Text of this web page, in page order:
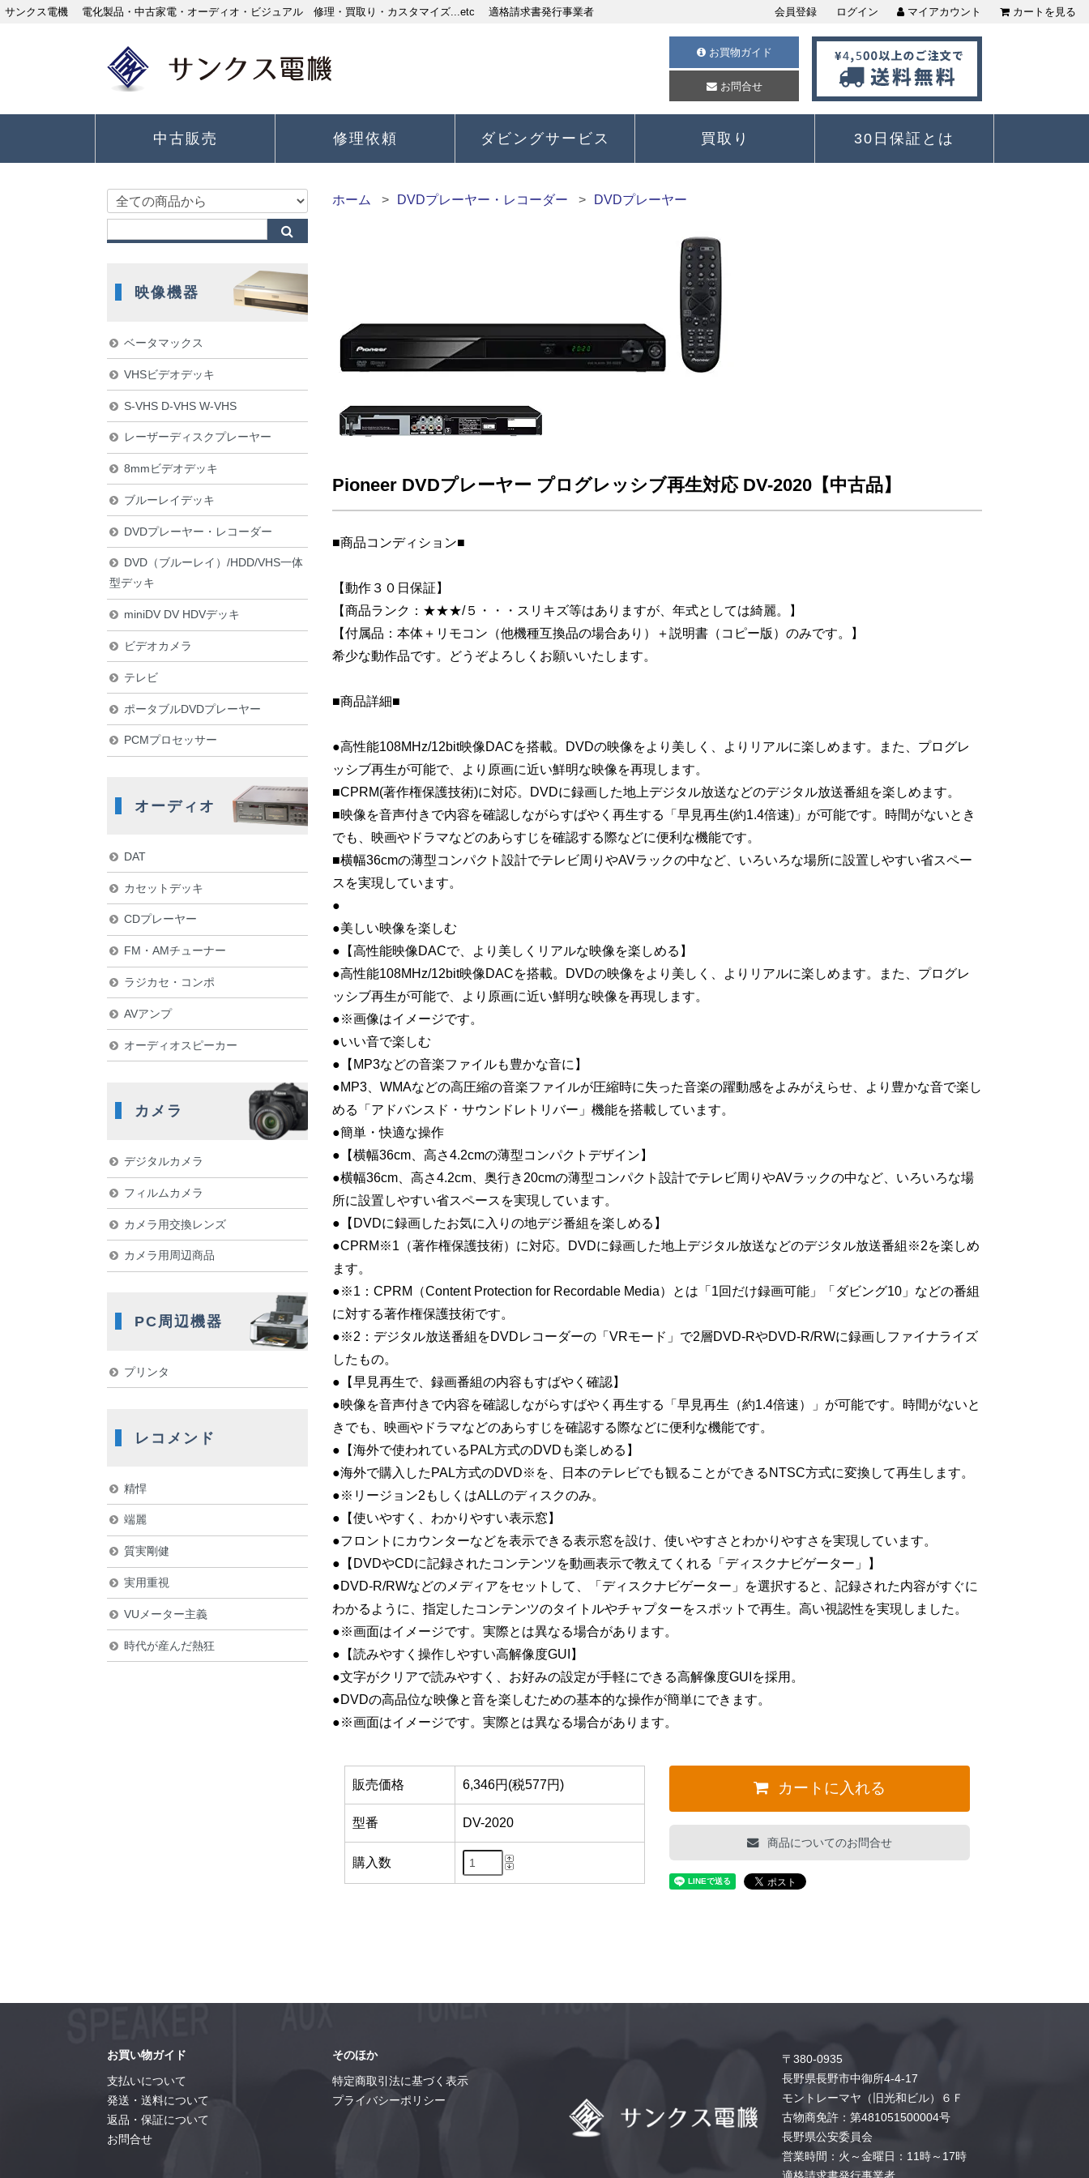
サンクス電機 電化製品・中古家電・オーディオ・ビジュアル 修理・買取り・カスタマイズ...etc 適格請求書発行事業者 会員登録 ログイン マイアカウント カートを見る
お買物ガイド
お問合せ
中古販売 修理依頼 ダビングサービス 買取り 30日保証とは
ホーム DVDプレーヤー・レコーダー DVDプレーヤー
Pioneer DVDプレーヤー プログレッシブ再生対応 DV-2020【中古品】
■商品コンディション■
【動作３０日保証】
【商品ランク：★★★/５・・・スリキズ等はありますが、年式としては綺麗。】
【付属品：本体＋リモコン（他機種互換品の場合あり）＋説明書（コピー版）のみです。】
希少な動作品です。どうぞよろしくお願いいたします。
■商品詳細■
●高性能108MHz/12bit映像DACを搭載。DVDの映像をより美しく、よりリアルに楽しめます。また、プログレ
ッシブ再生が可能で、より原画に近い鮮明な映像を再現します。
■CPRM(著作権保護技術)に対応。DVDに録画した地上デジタル放送などのデジタル放送番組を楽しめます。
■映像を音声付きで内容を確認しながらすばやく再生する「早見再生(約1.4倍速)」が可能です。時間がないとき
でも、映画やドラマなどのあらすじを確認する際などに便利な機能です。
■横幅36cmの薄型コンパクト設計でテレビ周りやAVラックの中など、いろいろな場所に設置しやすい省スペー
スを実現しています。
●
●美しい映像を楽しむ
●【高性能映像DACで、より美しくリアルな映像を楽しめる】
●高性能108MHz/12bit映像DACを搭載。DVDの映像をより美しく、よりリアルに楽しめます。また、プログレ
ッシブ再生が可能で、より原画に近い鮮明な映像を再現します。
●※画像はイメージです。
●いい音で楽しむ
●【MP3などの音楽ファイルも豊かな音に】
●MP3、WMAなどの高圧縮の音楽ファイルが圧縮時に失った音楽の躍動感をよみがえらせ、より豊かな音で楽し
める「アドバンスド・サウンドレトリバー」機能を搭載しています。
●簡単・快適な操作
●【横幅36cm、高さ4.2cmの薄型コンパクトデザイン】
●横幅36cm、高さ4.2cm、奥行き20cmの薄型コンパクト設計でテレビ周りやAVラックの中など、いろいろな場
所に設置しやすい省スペースを実現しています。
●【DVDに録画したお気に入りの地デジ番組を楽しめる】
●CPRM※1（著作権保護技術）に対応。DVDに録画した地上デジタル放送などのデジタル放送番組※2を楽しめ
ます。
●※1：CPRM（Content Protection for Recordable Media）とは「1回だけ録画可能」「ダビング10」などの番組
に対する著作権保護技術です。
●※2：デジタル放送番組をDVDレコーダーの「VRモード」で2層DVD-RやDVD-R/RWに録画しファイナライズ
したもの。
●【早見再生で、録画番組の内容もすばやく確認】
●映像を音声付きで内容を確認しながらすばやく再生する「早見再生（約1.4倍速）」が可能です。時間がないと
きでも、映画やドラマなどのあらすじを確認する際などに便利な機能です。
●【海外で使われているPAL方式のDVDも楽しめる】
●海外で購入したPAL方式のDVD※を、日本のテレビでも観ることができるNTSC方式に変換して再生します。
●※リージョン2もしくはALLのディスクのみ。
●【使いやすく、わかりやすい表示窓】
●フロントにカウンターなどを表示できる表示窓を設け、使いやすさとわかりやすさを実現しています。
●【DVDやCDに記録されたコンテンツを動画表示で教えてくれる「ディスクナビゲーター」】
●DVD-R/RWなどのメディアをセットして、「ディスクナビゲーター」を選択すると、記録された内容がすぐに
わかるように、指定したコンテンツのタイトルやチャプターをスポットで再生。高い視認性を実現しました。
●※画面はイメージです。実際とは異なる場合があります。
●【読みやすく操作しやすい高解像度GUI】
●文字がクリアで読みやすく、お好みの設定が手軽にできる高解像度GUIを採用。
●DVDの高品位な映像と音を楽しむための基本的な操作が簡単にできます。
●※画面はイメージです。実際とは異なる場合があります。
販売価格 6,346円(税577円)
型番 DV-2020
購入数
カートに入れる
商品についてのお問合せ
映像機器
ベータマックス
VHSビデオデッキ
S-VHS D-VHS W-VHS
レーザーディスクプレーヤー
8mmビデオデッキ
ブルーレイデッキ
DVDプレーヤー・レコーダー
DVD（ブルーレイ）/HDD/VHS一体
型デッキ
miniDV DV HDVデッキ
ビデオカメラ
テレビ
ポータブルDVDプレーヤー
PCMプロセッサー
オーディオ
DAT
カセットデッキ
CDプレーヤー
FM・AMチューナー
ラジカセ・コンポ
AVアンプ
オーディオスピーカー
カメラ
デジタルカメラ
フィルムカメラ
カメラ用交換レンズ
カメラ用周辺商品
PC周辺機器
プリンタ
レコメンド
精悍
端麗
質実剛健
実用重視
VUメーター主義
時代が産んだ熱狂
お買い物ガイド
支払いについて
発送・送料について
返品・保証について
お問合せ
そのほか
特定商取引法に基づく表示
プライバシーポリシー
〒380-0935
長野県長野市中御所4-4-17
モントレーマヤ（旧光和ビル）６Ｆ
古物商免許：第481051500004号
長野県公安委員会
営業時間：火～金曜日：11時～17時